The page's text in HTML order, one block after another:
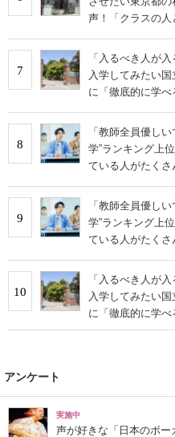
声！「クラスの人
7
「入るべき人が
入学してみたい
に「徹底的に学べ
8
「教師全員優し
学”ランキング上
ている人がたくさ
9
「教師全員優し
学”ランキング上
ている人がたくさ
10
「入るべき人が
入学してみたい
に「徹底的に学べ
争うレベルの先端
アンケート
実施中
声が好きな「日本のボー